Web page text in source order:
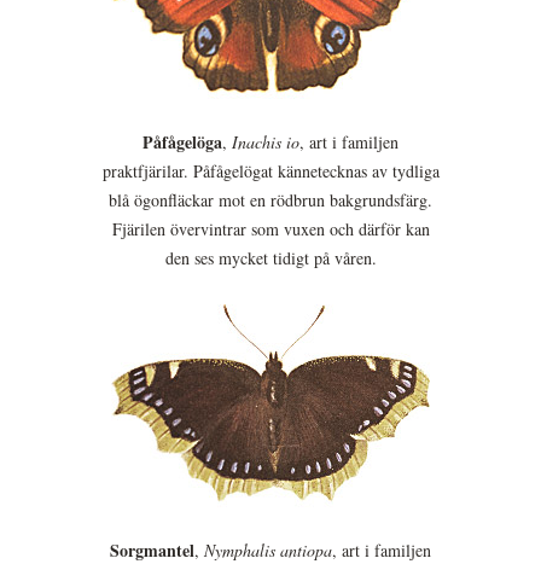
Påfågelöga, Inachis io, art i familjen
praktfjärilar. Påfågelögat kännetecknas av tydliga
blå ögonfläckar mot en rödbrun bakgrundsfärg.
Fjärilen övervintrar som vuxen och därför kan
den ses mycket tidigt på våren.
Sorgmantel, Nymphalis antiopa, art i familjen